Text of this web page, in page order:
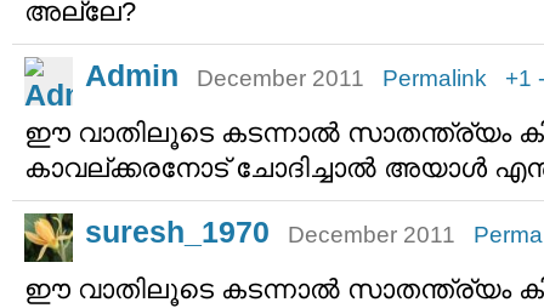
അല്ലേ?
Admin December 2011 Permalink +1
ഈ വാതിലൂടെ കടന്നാല്‍ സാതന്ത്ര്യം
കാവല്ക്കരനോട് ചോദിച്ചാല്‍ അയാള്‍
suresh_1970 December 2011
ഈ വാതിലൂടെ കടന്നാല്‍ സാതന്ത്ര്യം